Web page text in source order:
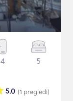
4 5
(1 pregledi)
5.0